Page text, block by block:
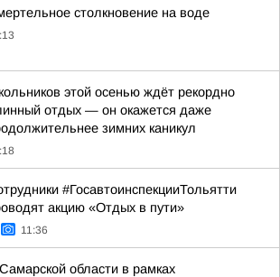
столкновение на воде
этой осенью ждёт рекордно
отдых — он окажется даже
зимних каникул
#ГосавтоинспекцииТольятти
акцию «Отдых в пути»
11:36
области в рамках